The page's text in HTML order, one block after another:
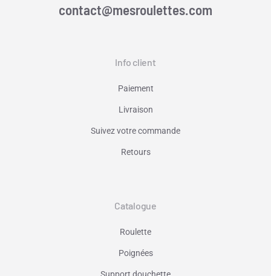
contact@mesroulettes.com
Info client
Paiement
Livraison
Suivez votre commande
Retours
Catalogue
Roulette
Poignées